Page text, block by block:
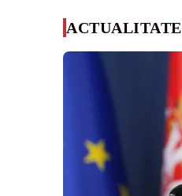
ACTUALITATE